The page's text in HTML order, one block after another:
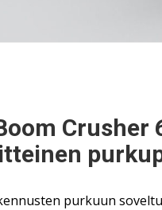
Crusher
purkuun